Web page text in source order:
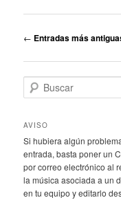
N
v
e
c
i
ó
n
d
e
← Entradas más
u
c
r
AVISO
Si hubiera algún
entrada, basta poner un
por correo electrónico al
la música asociada a un
en tu equipo y editarlo